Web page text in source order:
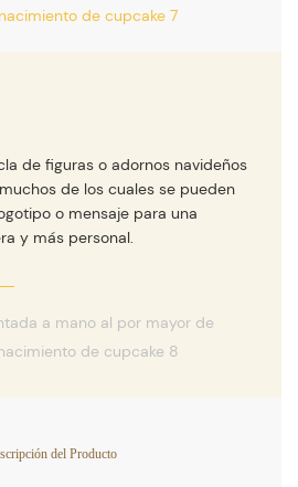
de figuras o adornos navideños
de los cuales se pueden
o mensaje para una
y más personal.
del Producto